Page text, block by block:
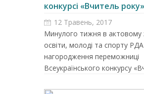
конкурсі «Вчитель року»
12 Травень, 2017
Минулого тижня в актовому
освіти, молоді та спорту РДА
нагородження переможниці
Всеукраїнського конкурсу